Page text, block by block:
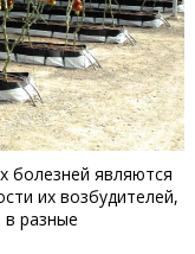
болезней являются
их возбудителей,
в разные